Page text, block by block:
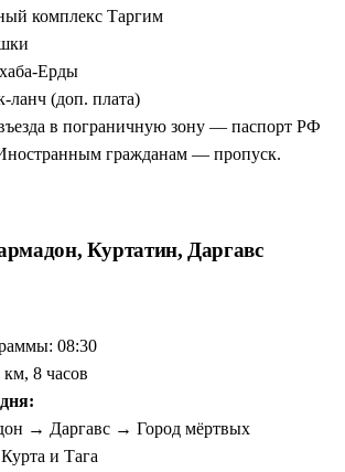
комплекс Таргим
Ерды
ланч (доп. плата)
в пограничную зону — паспорт РФ
гражданам — пропуск.
Куртатин, Даргавс
08:30
8 часов
→ Даргавс → Город мёртвых
и Тага